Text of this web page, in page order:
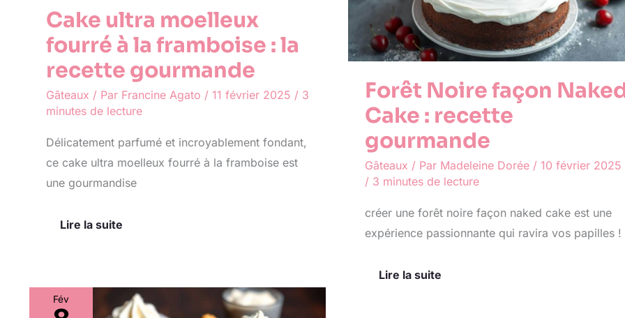
Cake ultra moelleux
fourré à la framboise : la
recette gourmande
Gâteaux / Par Francine Agato / 11 février 2025 / 3
minutes de lecture
Délicatement parfumé et incroyablement fondant,
ce cake ultra moelleux fourré à la framboise est
une gourmandise
Lire la suite
Forêt Noire façon
Cake : recette
gourmande
Gâteaux / Par Madeleine Dorée / 10 février 2025
/ 3 minutes de lecture
créer une forêt noire façon naked cake est une
expérience passionnante qui ravira vos papilles !
recette
gourmande
Lire la suite
Fév
Recette